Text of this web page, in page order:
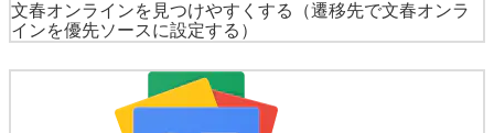
文春オンラインを見つけやすくする
（遷移先で文春オンラ
インを優先ソースに設定する）